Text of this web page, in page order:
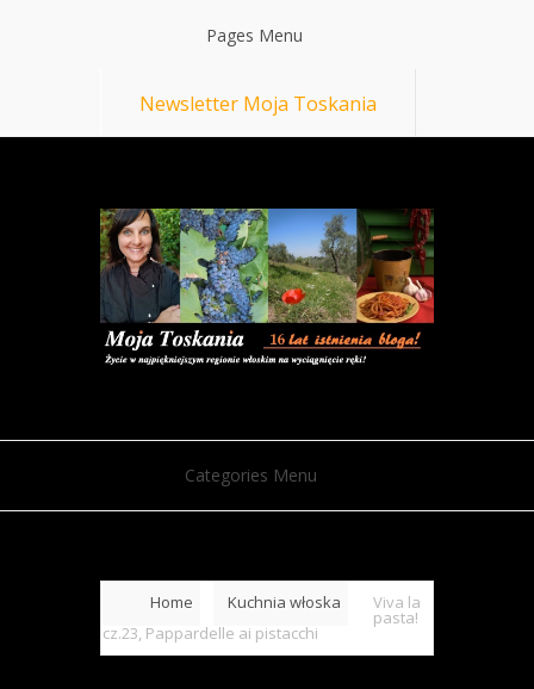
Pages Menu
Newsletter Moja Toskania
Categories Menu
Home Kuchnia włoska Viva la
pasta!
cz.23, Pappardelle ai pistacchi